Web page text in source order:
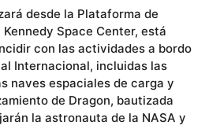
desde la Plataforma de
Space Center, está
con las actividades a bordo
Internacional, incluidas las
naves espaciales de carga y
de Dragon, bautizada
la astronauta de la NASA y